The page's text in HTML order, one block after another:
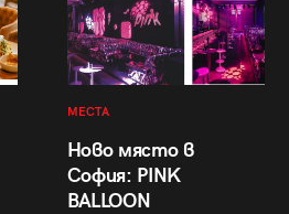
МЕСТА
Ново място в
София: PINK
BALLOON